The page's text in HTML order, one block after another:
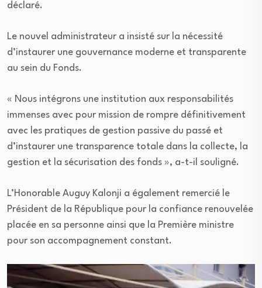
déclaré.
Le nouvel administrateur a insisté sur la nécessité
d’instaurer une gouvernance moderne et transparente
au sein du Fonds.
« Nous intégrons une institution aux responsabilités
immenses avec pour mission de rompre définitivement
avec les pratiques de gestion passive du passé et
d’instaurer une transparence totale dans la collecte, la
gestion et la sécurisation des fonds », a-t-il souligné.
L’Honorable Auguy Kalonji a également remercié le
Président de la République pour la confiance renouvelée
placée en sa personne ainsi que la Première ministre
pour son accompagnement constant.